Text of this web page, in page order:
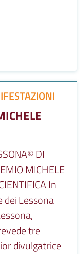
DI
MICHELE
In
dei Lessona
tre
divulgatrice